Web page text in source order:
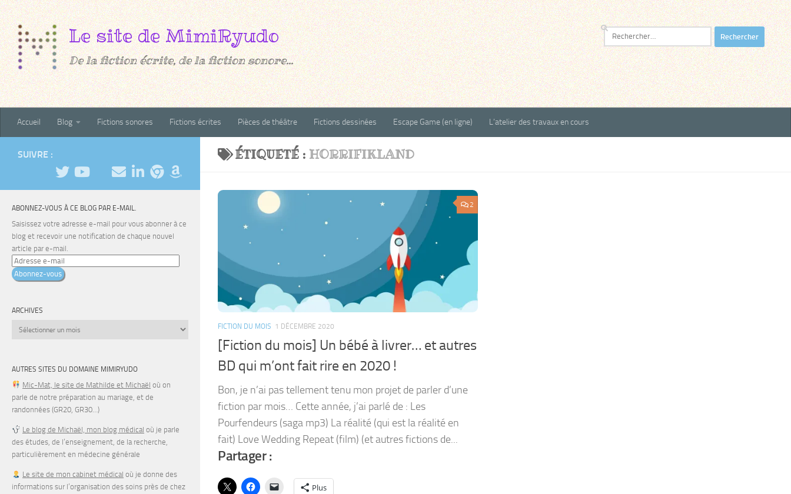
Au dessous du contenu
De la fiction écrite, de la fiction sonore...
Rechercher :
Accueil Blog Fictions sonores Fictions écrites Pièces de théâtre Fictions dessinées Escape Game (en ligne) L’atelier des travaux en cours
ÉTIQUETÉ : HORRIFIKLAND
2
FICTION DU MOIS 1 DÉCEMBRE 2020
[Fiction du mois] Un bébé à livrer… et autres
BD qui m’ont fait rire en 2020 !
Bon, je n’ai pas tellement tenu mon projet de parler d’une
fiction par mois… Cette année, j’ai parlé de : Les
Pourfendeurs (saga mp3) La réalité (qui est la réalité en
fait) Love Wedding Repeat (film) (et autres fictions de...
Partager :
Plus
SUIVRE :
ABONNEZ-VOUS À CE BLOG PAR E-MAIL.
Saisissez votre adresse e-mail pour vous abonner à ce
blog et recevoir une notification de chaque nouvel
article par e-mail.
Adresse
e-Abonnez-vous
ARCHIVES
Archives
AUTRES SITES DU DOMAINE MIMIRYUDO
Mic-Mat, le site de Mathilde et Michaël où on
parle de notre préparation au mariage, et de
randonnées (GR20, GR30…)
Le blog de Michaël, mon blog médical où je parle
des études, de l’enseignement, de la recherche,
particulièrement en médecine générale
Le site de mon cabinet médical où je donne des
informations sur l’organisation des soins près de chez